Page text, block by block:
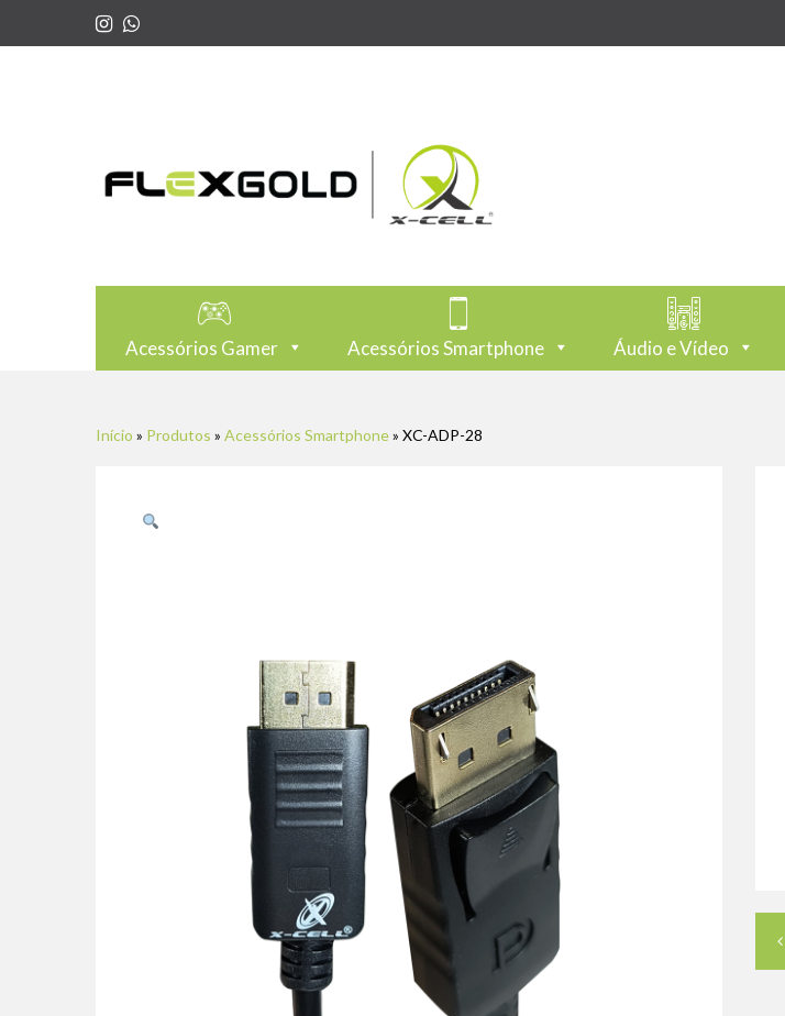
Acessórios Gamer Acessórios Smartphone Áudio e Vídeo
Início » Produtos » Acessórios Smartphone» XC-ADP-28